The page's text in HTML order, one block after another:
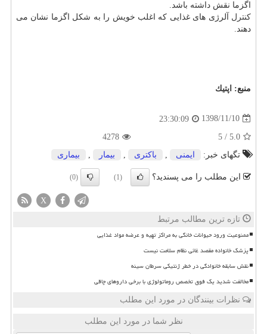
اگزما نقش داشته باشد.
كنترل آلرژی های غذایی كه اغلب خویش را به شكل اگزما نشان می
دهند.
منبع: اپتیك
1398/11/10
23:30:09
5.0
/
5
4278
تگهای خبر:
ایمنی باكتری بیمار بیماری
این مطلب را می پسندید؟ (1)
(0)
X
تازه ترین مطالب مرتبط
ممنوعیت ورود حیوانات خانگی به مراکز تهیه و عرضه مواد غذایی
پزشک خانواده مقصد غائی نظام سلامت نیست
نقش سابقه خانوادگی در خطر ژنتیکی سرطان سینه
مخالفت شدید یک فوق تخصص روماتولوژی با برخی داروهای چاقی
نظرات بینندگان در مورد این مطلب
نظر شما در مورد این مطلب